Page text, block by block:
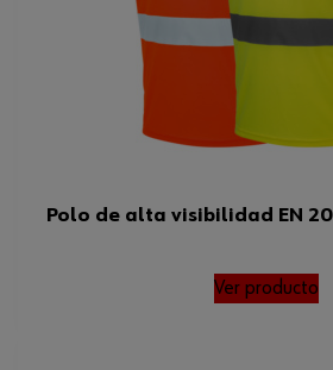
Polo de alta visibilidad EN
Ver producto